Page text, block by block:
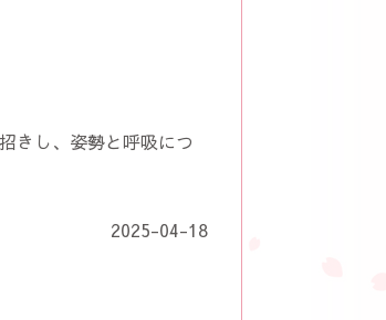
きし、姿勢と呼吸につ
2025-04-18